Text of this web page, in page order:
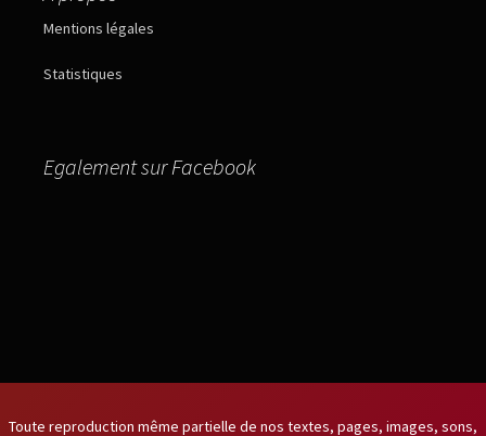
Mentions légales
Statistiques
Egalement sur Facebook
Toute reproduction même partielle de nos textes, pages, images, sons,